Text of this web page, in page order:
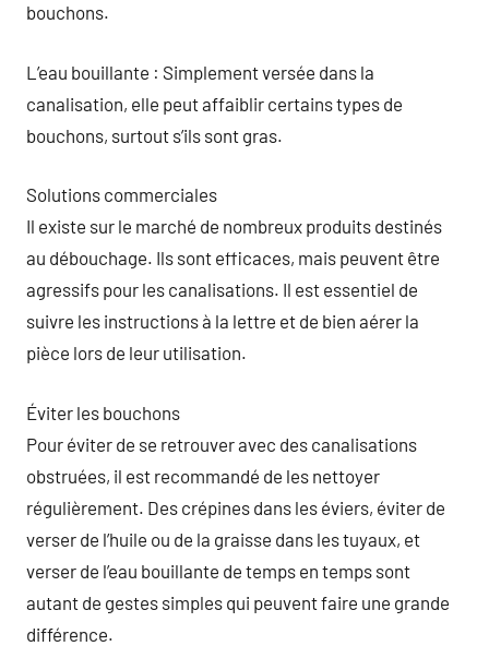
bouchons.
L’eau bouillante : Simplement versée dans la
canalisation, elle peut affaiblir certains types de
bouchons, surtout s’ils sont gras.
Solutions commerciales
Il existe sur le marché de nombreux produits destinés
au débouchage. Ils sont efficaces, mais peuvent être
agressifs pour les canalisations. Il est essentiel de
suivre les instructions à la lettre et de bien aérer la
pièce lors de leur utilisation.
Éviter les bouchons
Pour éviter de se retrouver avec des canalisations
obstruées, il est recommandé de les nettoyer
régulièrement. Des crépines dans les éviers, éviter de
verser de l’huile ou de la graisse dans les tuyaux, et
verser de l’eau bouillante de temps en temps sont
autant de gestes simples qui peuvent faire une grande
différence.